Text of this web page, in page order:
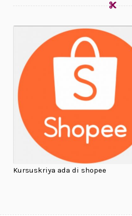
Kursuskriya ada di shopee